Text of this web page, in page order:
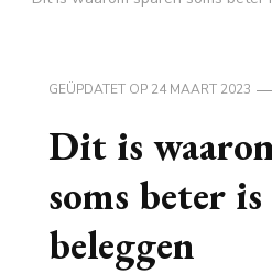
GEÜPDATET OP 24 MAART 2023
Dit is
soms beter
beleggen